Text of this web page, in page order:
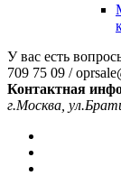
У вас есть
709 75 09 /
Контактная
г.Москва,